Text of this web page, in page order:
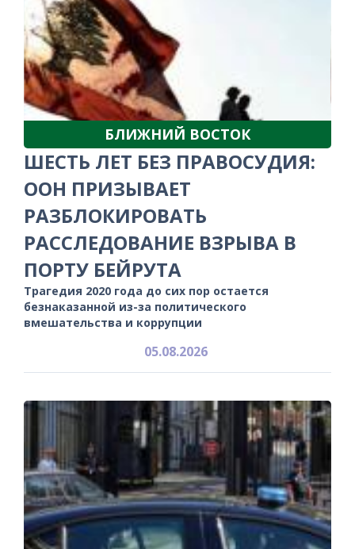
БЛИЖНИЙ ВОСТОК
ШЕСТЬ ЛЕТ БЕЗ ПРАВОСУДИЯ:
ООН ПРИЗЫВАЕТ
РАЗБЛОКИРОВАТЬ
РАССЛЕДОВАНИЕ ВЗРЫВА В
ПОРТУ БЕЙРУТА
Трагедия 2020 года до сих пор остается
безнаказанной из-за политического
вмешательства и коррупции
05.08.2026